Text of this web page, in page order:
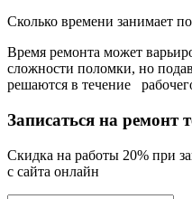
Сколько времени занимает
Время ремонта может
сложности поломки, но
решаются в течение
Записаться на ремонт
Cкидка на работы 20% при
с сайта онлайн